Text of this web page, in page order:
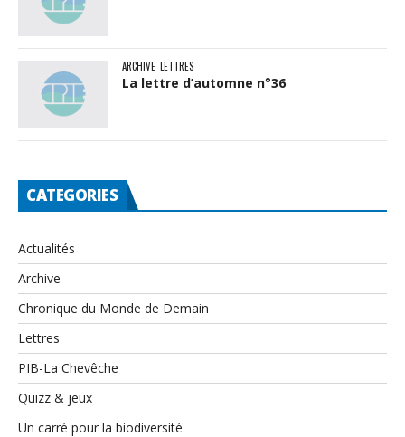
ARCHIVE LETTRES
La lettre d’automne n°36
CATEGORIES
Actualités
Archive
Chronique du Monde de Demain
Lettres
PIB-La Chevêche
Quizz & jeux
Un carré pour la biodiversité